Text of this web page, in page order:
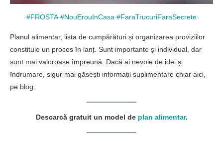
#FROSTA #NouErouInCasa #FaraTrucuriFaraSecrete
Planul alimentar, lista de cumpărături și organizarea proviziilor
constituie un proces în lanț. Sunt importante și individual, dar
sunt mai valoroase împreună. Dacă ai nevoie de idei și
îndrumare, sigur mai găsești informații suplimentare chiar aici,
pe blog.
Descarcă gratuit un model de plan alimentar.